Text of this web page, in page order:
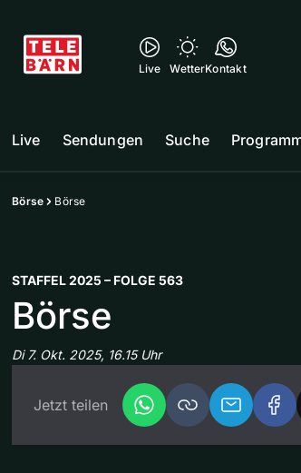
Live WetterKontakt
Live Sendungen Suche
Börse Börse
STAFFEL 2025 – FOLGE 563
Börse
Di 7. Okt. 2025, 16.15 Uhr
Jetzt teilen